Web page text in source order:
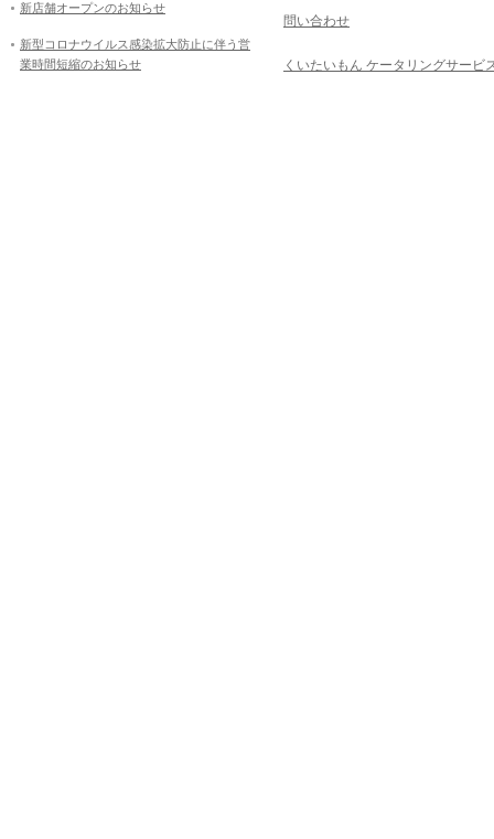
新店舗オープンのお知らせ
新型コロナウイルス感染拡大防止に伴う営
業時間短縮のお知らせ
問い合わせ
くいたいもん ケータリングサービ